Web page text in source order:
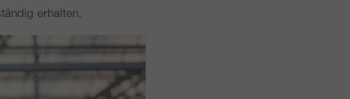
erhalten.